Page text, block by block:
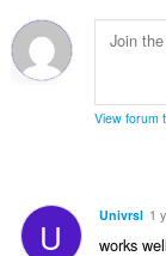
View forum
U Univrsl 1
works